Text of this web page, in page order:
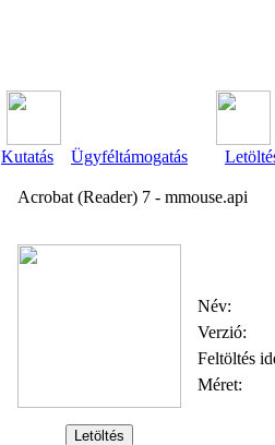
Kutatás Ügyféltámogatás
Acrobat (Reader) 7 - mmouse.api
Név:
Verzió:
Feltöltés
Méret: